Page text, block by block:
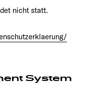
nicht statt.
System